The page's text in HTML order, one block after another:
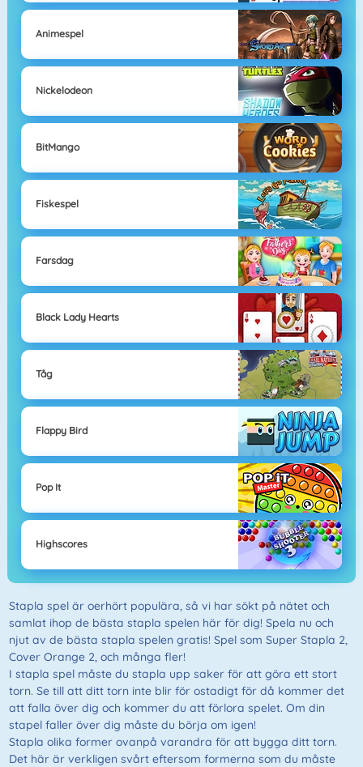
Animespel
Nickelodeon
BitMango
Fiskespel
Farsdag
Black Lady Hearts
Tåg
Flappy Bird
Pop It
Highscores
Stapla spel är oerhört populära, så vi har sökt på nätet och
samlat ihop de bästa stapla spelen här för dig! Spela nu och
njut av de bästa stapla spelen gratis! Spel som Super Stapla 2,
Cover Orange 2, och många fler!
I stapla spel måste du stapla upp saker för att göra ett stort
torn. Se till att ditt torn inte blir för ostadigt för då kommer det
att falla över dig och kommer du att förlora spelet. Om din
stapel faller över dig måste du börja om igen!
Stapla olika former ovanpå varandra för att bygga ditt torn.
Det här är verkligen svårt eftersom formerna som du måste